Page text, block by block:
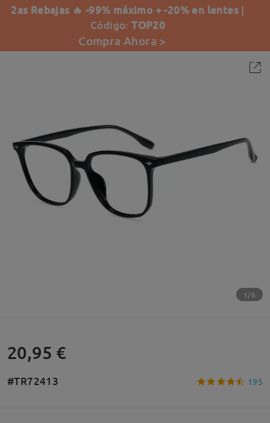
2as Rebajas 🔥 -99% máximo + -20% en lentes |
Código:TOP20
Compra Ahora >
1/6
20,95 €
#TR72413 195